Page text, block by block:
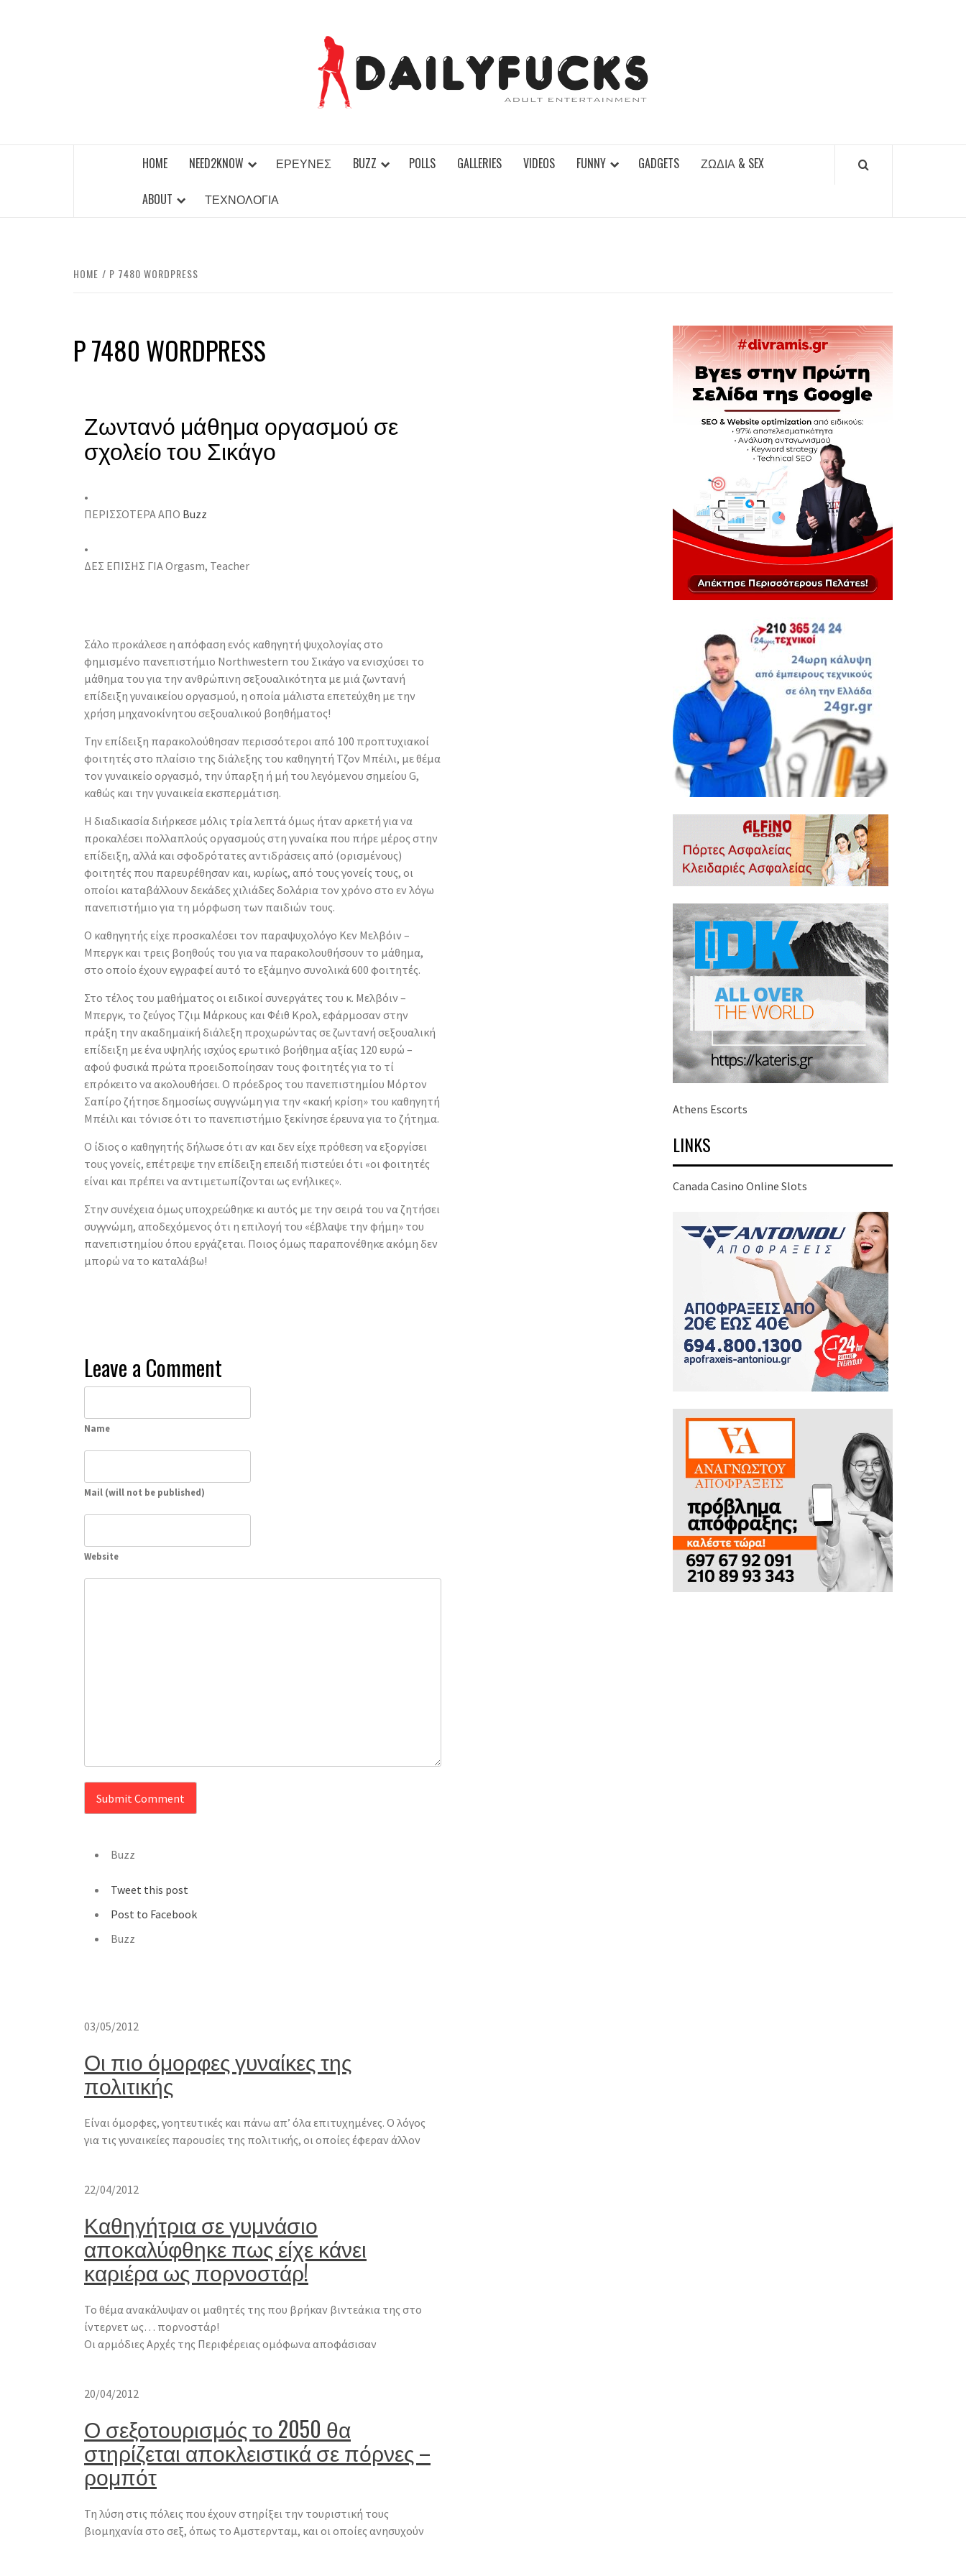
HOME NEED2KNOW ΈΡΕΥΝΕΣ BUZZ POLLS GALLERIES VIDEOS FUNNY GADGETS ΖΏΔΙΑ & SEX
ABOUT ΤΕΧΝΟΛΟΓΊΑ
HOME P 7480 WORDPRESS
P 7480 WORDPRESS
Ζωντανό μάθημα οργασμού σε
σχολείο του Σικάγο
•
ΠΕΡΙΣΣΟΤΕΡΑ ΑΠΟ Buzz
•
ΔΕΣ ΕΠΙΣΗΣ ΓΙΑ Orgasm, Teacher
Σάλο προκάλεσε η απόφαση ενός καθηγητή ψυχολογίας στο
φημισμένο πανεπιστήμιο Northwestern του Σικάγο να ενισχύσει το
μάθημα του για την ανθρώπινη σεξουαλικότητα με μιά ζωντανή
επίδειξη γυναικείου οργασμού, η οποία μάλιστα επετεύχθη με την
χρήση μηχανοκίνητου σεξουαλικού βοηθήματος!
Την επίδειξη παρακολούθησαν περισσότεροι από 100 προπτυχιακοί
φοιτητές στο πλαίσιο της διάλεξης του καθηγητή Τζον Μπέιλι, με θέμα
τον γυναικείο οργασμό, την ύπαρξη ή μή του λεγόμενου σημείου G,
καθώς και την γυναικεία εκσπερμάτιση.
Η διαδικασία διήρκεσε μόλις τρία λεπτά όμως ήταν αρκετή για να
προκαλέσει πολλαπλούς οργασμούς στη γυναίκα που πήρε μέρος στην
επίδειξη, αλλά και σφοδρότατες αντιδράσεις από (ορισμένους)
φοιτητές που παρευρέθησαν και, κυρίως, από τους γονείς τους, οι
οποίοι καταβάλλουν δεκάδες χιλιάδες δολάρια τον χρόνο στο εν λόγω
πανεπιστήμιο για τη μόρφωση των παιδιών τους.
Ο καθηγητής είχε προσκαλέσει τον παραψυχολόγο Κεν Μελβόιν –
Μπεργκ και τρεις βοηθούς του για να παρακολουθήσουν το μάθημα,
στο οποίο έχουν εγγραφεί αυτό το εξάμηνο συνολικά 600 φοιτητές.
Στο τέλος του μαθήματος οι ειδικοί συνεργάτες του κ. Μελβόιν –
Μπεργκ, το ζεύγος Τζιμ Μάρκους και Φέιθ Κρολ, εφάρμοσαν στην
πράξη την ακαδημαϊκή διάλεξη προχωρώντας σε ζωντανή σεξουαλική
επίδειξη με ένα υψηλής ισχύος ερωτικό βοήθημα αξίας 120 ευρώ –
αφού φυσικά πρώτα προειδοποίησαν τους φοιτητές για το τί
επρόκειτο να ακολουθήσει. Ο πρόεδρος του πανεπιστημίου Μόρτον
Σαπίρο ζήτησε δημοσίως συγγνώμη για την «κακή κρίση» του καθηγητή
Μπέιλι και τόνισε ότι το πανεπιστήμιο ξεκίνησε έρευνα για το ζήτημα.
Ο ίδιος ο καθηγητής δήλωσε ότι αν και δεν είχε πρόθεση να εξοργίσει
τους γονείς, επέτρεψε την επίδειξη επειδή πιστεύει ότι «οι φοιτητές
είναι και πρέπει να αντιμετωπίζονται ως ενήλικες».
Στην συνέχεια όμως υποχρεώθηκε κι αυτός με την σειρά του να ζητήσει
συγγνώμη, αποδεχόμενος ότι η επιλογή του «έβλαψε την φήμη» του
πανεπιστημίου όπου εργάζεται. Ποιος όμως παραπονέθηκε ακόμη δεν
μπορώ να το καταλάβω!
Leave a Comment
Name
Mail (will not be published)
Website
Buzz
Tweet this post
Post to Facebook
Buzz
03/05/2012
Οι πιο όμορφες γυναίκες της
πολιτικής
Είναι όμορφες, γοητευτικές και πάνω απ’ όλα επιτυχημένες. Ο λόγος
για τις γυναικείες παρουσίες της πολιτικής, οι οποίες έφεραν άλλον
22/04/2012
Καθηγήτρια σε γυμνάσιο
αποκαλύφθηκε πως είχε κάνει
καριέρα ως πορνοστάρ!
Το θέμα ανακάλυψαν οι μαθητές της που βρήκαν βιντεάκια της στο
ίντερνετ ως… πορνοστάρ!
Οι αρμόδιες Αρχές της Περιφέρειας ομόφωνα αποφάσισαν
20/04/2012
Ο σεξοτουρισμός το 2050 θα
στηρίζεται αποκλειστικά σε πόρνες –
ρομπότ
Τη λύση στις πόλεις που έχουν στηρίξει την τουριστική τους
βιομηχανία στο σεξ, όπως το Αμστερνταμ, και οι οποίες ανησυχούν
Athens Escorts
LINKS
Canada Casino Online Slots